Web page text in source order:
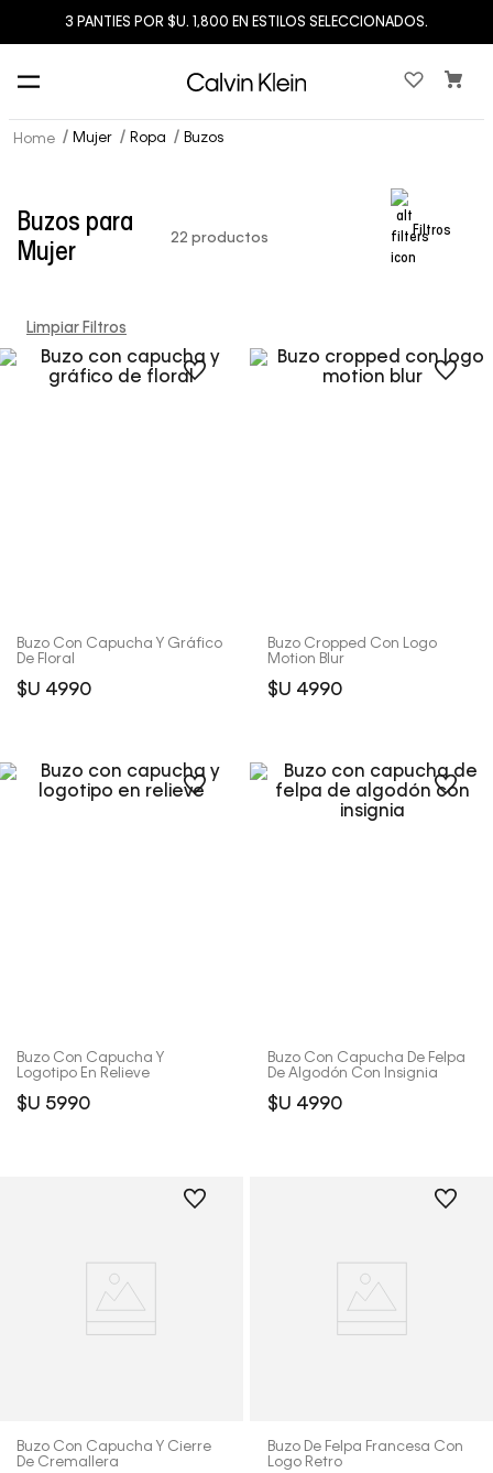
3 PANTIES POR $U. 1,800 EN ESTILOS SELECCIONADOS.
Mujer Ropa Buzos
Buzos para
Mujer
22 productos
Filtros
Buzo Con Capucha Y Gráfico
De Floral
$U 4990
Buzo Cropped Con Logo
Motion Blur
$U 4990
Buzo Con Capucha Y
Logotipo En Relieve
$U 5990
Buzo Con Capucha De Felpa
De Algodón Con Insignia
$U 4990
Buzo Con Capucha Y Cierre
De Cremallera
Buzo De Felpa Francesa Con
Logo Retro